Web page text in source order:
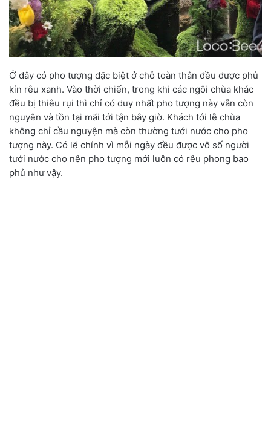
Ở đây có pho tượng đặc biệt ở chỗ toàn thân đều được phủ
kín rêu xanh. Vào thời chiến, trong khi các ngôi chùa khác
đều bị thiêu rụi thì chỉ có duy nhất pho tượng này vẫn còn
nguyên và tồn tại mãi tới tận bây giờ. Khách tới lễ chùa
không chỉ cầu nguyện mà còn thường tưới nước cho pho
tượng này. Có lẽ chính vì mỗi ngày đều được vô số người
tưới nước cho nên pho tượng mới luôn có rêu phong bao
phủ như vậy.